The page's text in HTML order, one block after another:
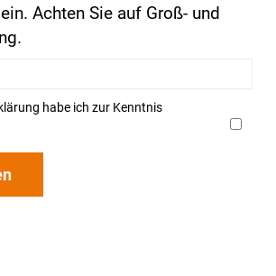
Achten Sie auf Groß- und
habe ich zur Kenntnis